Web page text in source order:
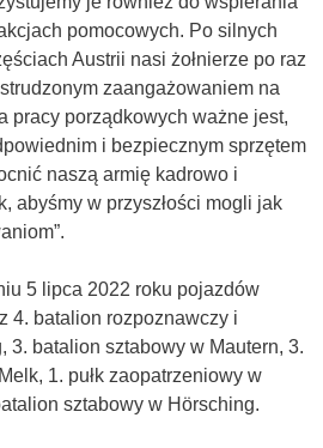
pomocowych. Po silnych
Austrii nasi żołnierze po raz
zaangażowaniem na
pracy porządkowych ważne jest,
i bezpiecznym sprzętem
naszą armię kadrowo i
abyśmy w przyszłości mogli jak
5 lipca 2022 roku pojazdów
4. batalion rozpoznawczy i
3. batalion sztabowy w Mautern, 3.
1. pułk zaopatrzeniowy w
sztabowy w Hörsching.